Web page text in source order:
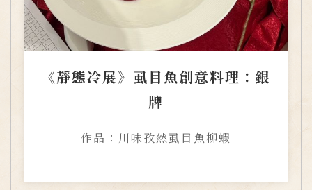
《靜態冷展》虱目魚創意料理：銀
牌
作品：川味孜然虱目魚柳蝦